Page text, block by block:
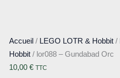
Accueil / LEGO LOTR & Hobbit/
Hobbit/ lor088 – Gundabad Orc
10,00 € TTC